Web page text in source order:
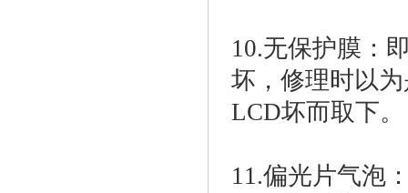
10.无保护膜：
坏，修理时以
LCD坏而取下。
11.偏光片气泡